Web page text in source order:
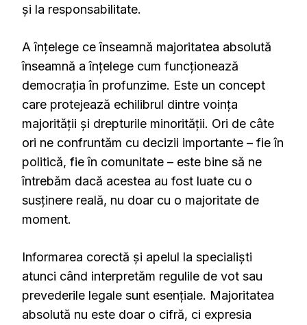
și la responsabilitate.
A înțelege ce înseamnă majoritatea absolută
înseamnă a înțelege cum funcționează
democrația în profunzime. Este un concept
care protejează echilibrul dintre voința
majorității și drepturile minorității. Ori de câte
ori ne confruntăm cu decizii importante – fie în
politică, fie în comunitate – este bine să ne
întrebăm dacă acestea au fost luate cu o
susținere reală, nu doar cu o majoritate de
moment.
Informarea corectă și apelul la specialiști
atunci când interpretăm regulile de vot sau
prevederile legale sunt esențiale. Majoritatea
absolută nu este doar o cifră, ci expresia